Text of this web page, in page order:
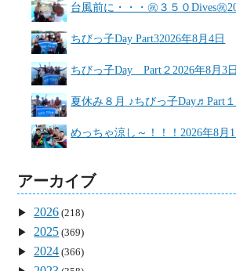
台風前に・・・㊗３５０Dives㊗
ちびっ子Day Part32026年8月4日
ちびっ子Day Part２ 2026年8月3日
夏休み８月 ♪ちびっ子Day♬Part１
めっちゃ涼し～！！！ 2026年8月1
アーカイブ
2026 (218)
2025 (369)
2024 (366)